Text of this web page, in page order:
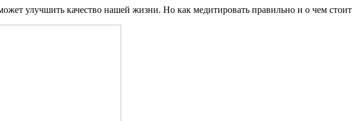
улучшить качество нашей жизни. Но как медитировать правильно и о чем